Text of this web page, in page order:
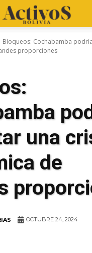
Bloqueos: Cochabamba
proporciones
una
de
OCTUBRE 24, 2024